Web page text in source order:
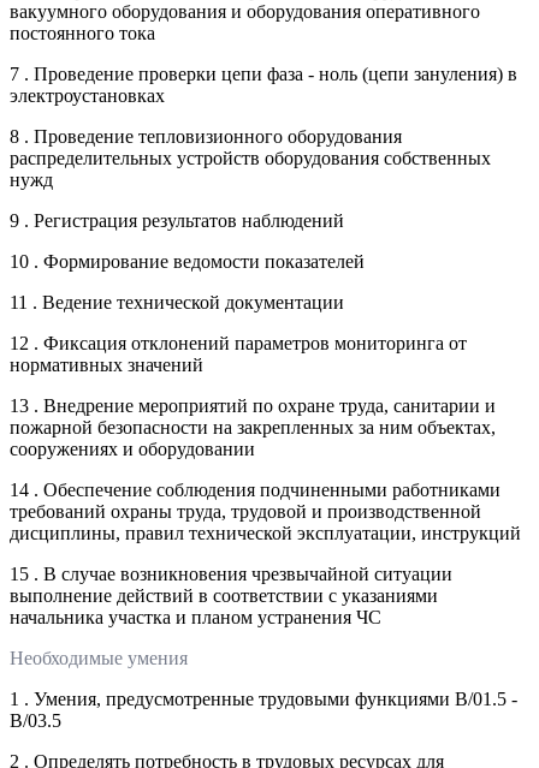
вакуумного оборудования и оборудования оперативного
постоянного тока
7 . Проведение проверки цепи фаза - ноль (цепи зануления) в
электроустановках
8 . Проведение тепловизионного оборудования
распределительных устройств оборудования собственных
нужд
9 . Регистрация результатов наблюдений
10 . Формирование ведомости показателей
11 . Ведение технической документации
12 . Фиксация отклонений параметров мониторинга от
нормативных значений
13 . Внедрение мероприятий по охране труда, санитарии и
пожарной безопасности на закрепленных за ним объектах,
сооружениях и оборудовании
14 . Обеспечение соблюдения подчиненными работниками
требований охраны труда, трудовой и производственной
дисциплины, правил технической эксплуатации, инструкций
15 . В случае возникновения чрезвычайной ситуации
выполнение действий в соответствии с указаниями
начальника участка и планом устранения ЧС
Необходимые умения
1 . Умения, предусмотренные трудовыми функциями В/01.5 -
В/03.5
2 . Определять потребность в трудовых ресурсах для